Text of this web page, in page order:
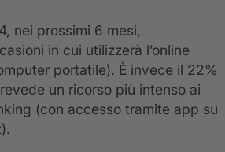
nei prossimi 6 mesi,
in cui utilizzerà l’online
portatile). È invece il 22%
un ricorso più intenso ai
(con accesso tramite app su